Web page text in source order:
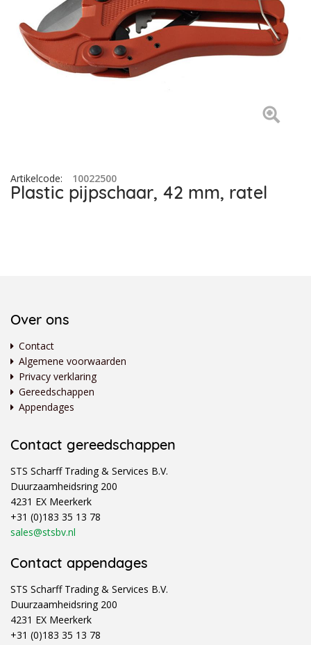
Artikelcode: 10022500
Plastic pijpschaar, 42 mm, ratel
Over ons
Contact
Algemene voorwaarden
Privacy verklaring
Gereedschappen
Appendages
Contact gereedschappen
STS Scharff Trading & Services B.V.
Duurzaamheidsring 200
4231 EX Meerkerk
+31 (0)183 35 13 78
sales@stsbv.nl
Contact appendages
STS Scharff Trading & Services B.V.
Duurzaamheidsring 200
4231 EX Meerkerk
+31 (0)183 35 13 78